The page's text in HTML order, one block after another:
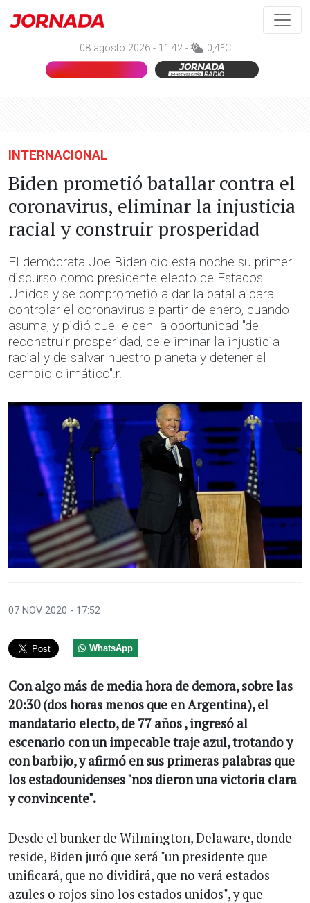
08 agosto 2026 - 11:42 - 0,4ºC
INTERNACIONAL
Biden prometió batallar contra el
coronavirus, eliminar la injusticia
racial y construir prosperidad
El demócrata Joe Biden dio esta noche su primer
discurso como presidente electo de Estados
Unidos y se comprometió a dar la batalla para
controlar el coronavirus a partir de enero, cuando
asuma, y pidió que le den la oportunidad "de
reconstruir prosperidad, de eliminar la injusticia
racial y de salvar nuestro planeta y detener el
cambio climático".r.
07 NOV 2020 - 17:52
WhatsApp
Con algo más de media hora de demora, sobre las
20:30 (dos horas menos que en Argentina), el
mandatario electo, de 77 años , ingresó al
escenario con un impecable traje azul, trotando y
con barbijo, y afirmó en sus primeras palabras que
los estadounidenses "nos dieron una victoria clara
y convincente".
Desde el bunker de Wilmington, Delaware, donde
reside, Biden juró que será "un presidente que
unificará, que no dividirá, que no verá estados
azules o rojos sino los estados unidos", y que